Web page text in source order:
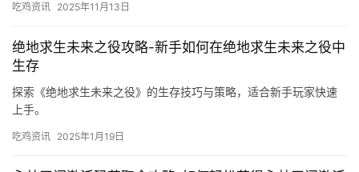
吃鸡资讯 2025年11月13日
绝地求生未来之役攻略-新手如何在绝地求生未来之役中
生存
探索《绝地求生未来之役》的生存技巧与策略，适合新手玩家快速
上手。
吃鸡资讯 2025年1月19日